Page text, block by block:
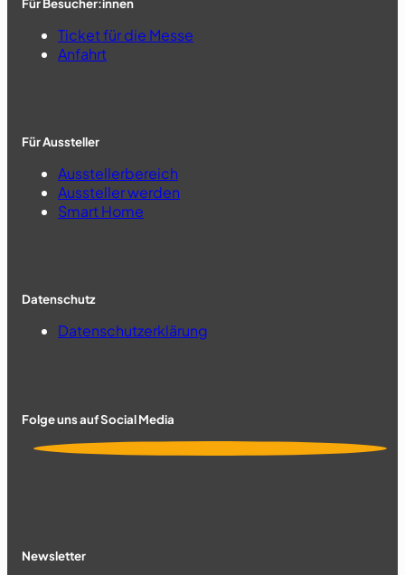
Für Besucher:innen
Ticket für die Messe
Anfahrt
Für Aussteller
Ausstellerbereich
Aussteller werden
Smart Home
Datenschutz
Datenschutzerklärung
Folge uns auf Social Media
Newsletter